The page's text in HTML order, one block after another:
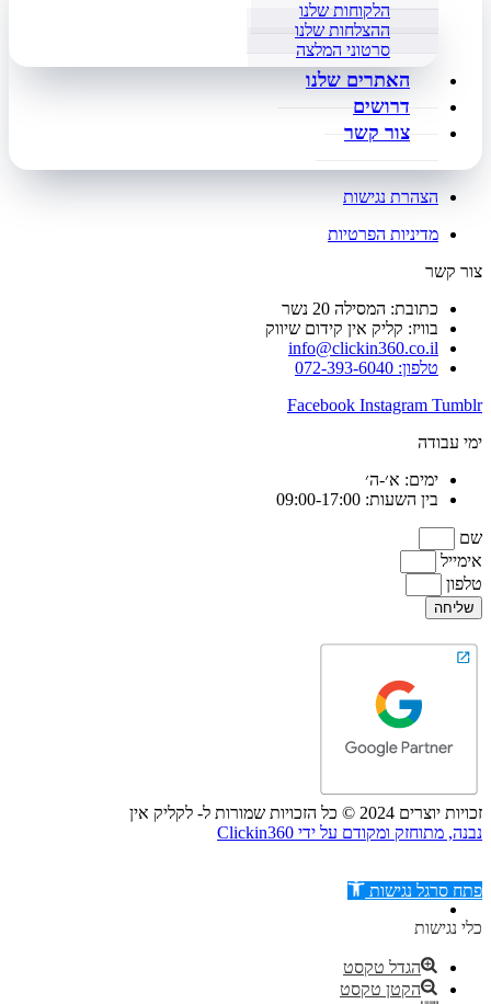
הלקוחות שלנו
ההצלחות שלנו
סרטוני המלצה
האתרים שלנו
דרושים
צור קשר
הצהרת נגישות
מדיניות הפרטיות
צור קשר
כתובת: המסילה 20 נשר
בוויז: קליק אין קידום שיווק
info@clickin360.co.il
טלפון: 072-393-6040
Facebook Instagram Tumblr
ימי עבודה
ימים: א׳-ה׳
בין השעות: 09:00-17:00
שם
אימייל
טלפון
שליחה
זכויות יוצרים 2024 © כל הזכויות שמורות ל- לקליק אין
נבנה, מתוחזק ומקודם על ידי Clickin360
פתח סרגל נגישות
כלי נגישות
הגדל טקסט
הקטן טקסט